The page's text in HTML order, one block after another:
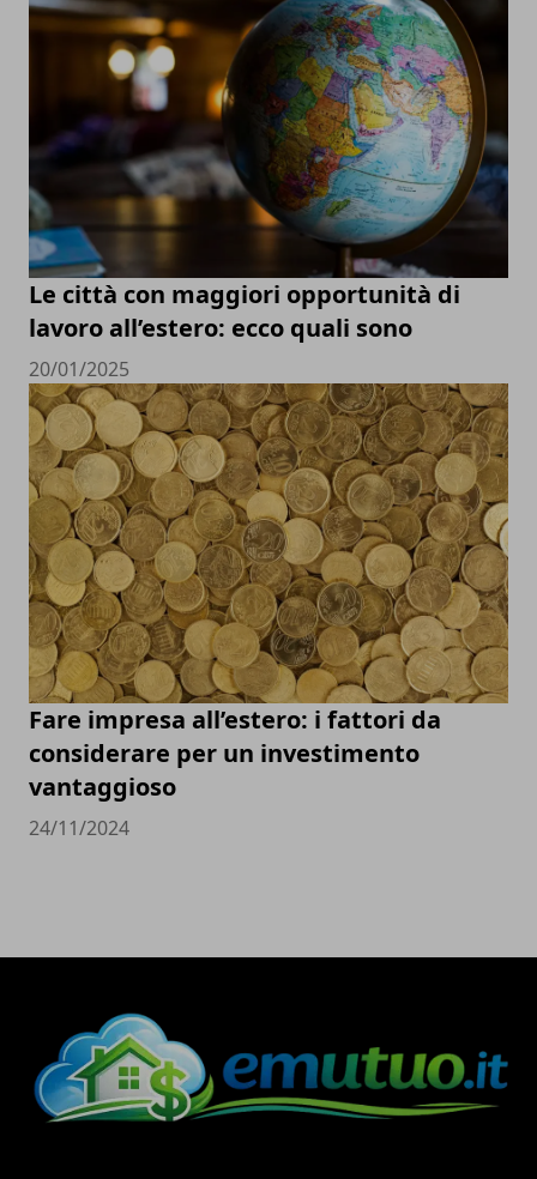
Le città con maggiori opportunità di
lavoro all’estero: ecco quali sono
20/01/2025
Fare impresa all’estero: i fattori da
considerare per un investimento
vantaggioso
24/11/2024